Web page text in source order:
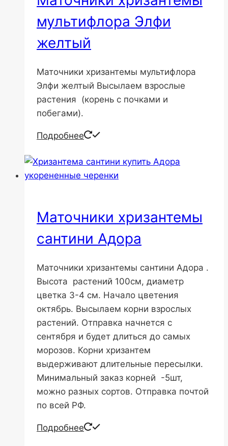
мультифлора Элфи
желтый
Маточники хризантемы мультифлора
Элфи желтый Высылаем взрослые
растения (корень с почками и
побегами).
Подробнее
Маточники хризантемы
сантини Адора
Маточники хризантемы сантини Адора .
Высота растений 100см, диаметр
цветка 3-4 см. Начало цветения
октябрь. Высылаем корни взрослых
растений. Отправка начнется с
сентября и будет длиться до самых
морозов. Корни хризантем
выдерживают длительные пересылки.
Минимальный заказ корней -5шт,
можно разных сортов. Отправка почтой
по всей РФ.
Подробнее